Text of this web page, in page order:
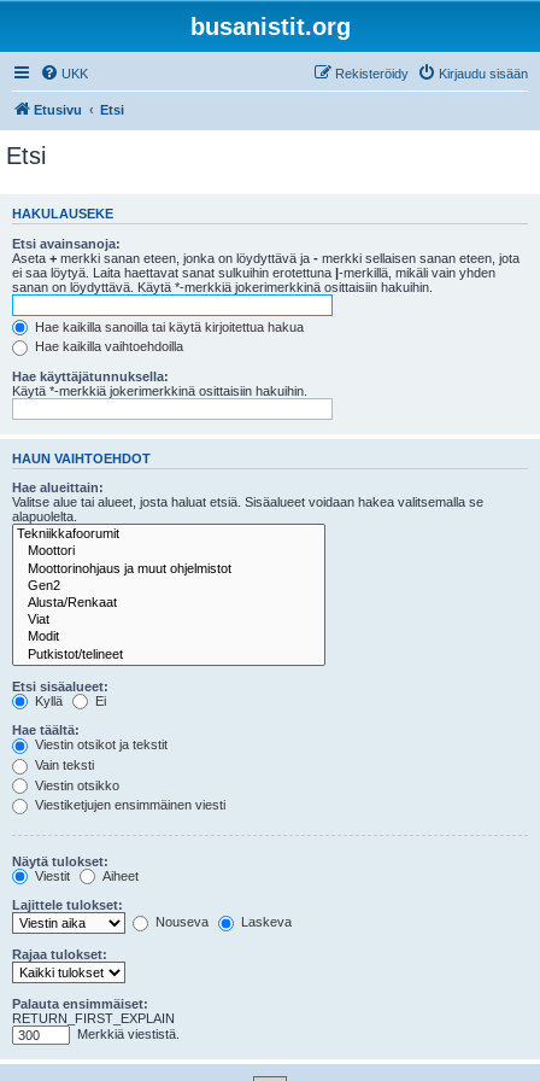
busanistit.org
UKK Kirjaudu sisään
Rekisteröidy
Etusivu Etsi
Etsi
HAKULAUSEKE
Etsi avainsanoja:
Aseta + merkki sanan eteen, jonka on löydyttävä ja - merkki sellaisen sanan eteen, jota
ei saa löytyä. Laita haettavat sanat sulkuihin erotettuna |-merkillä, mikäli vain yhden
sanan on löydyttävä. Käytä *-merkkiä jokerimerkkinä osittaisiin hakuihin.
Hae kaikilla sanoilla tai käytä kirjoitettua hakua
Hae kaikilla vaihtoehdoilla
Hae käyttäjätunnuksella:
Käytä *-merkkiä jokerimerkkinä osittaisiin hakuihin.
HAUN VAIHTOEHDOT
Hae alueittain:
Valitse alue tai alueet, josta haluat etsiä. Sisäalueet voidaan hakea valitsemalla se
alapuolelta.
Etsi sisäalueet:
Kyllä
Ei
Hae täältä:
Viestin otsikot ja tekstit
Vain teksti
Viestin otsikko
Viestiketjujen ensimmäinen viesti
Näytä tulokset:
Viestit
Aiheet
Lajittele tulokset:
Nouseva
Laskeva
Rajaa tulokset:
Palauta ensimmäiset:
RETURN_FIRST_EXPLAIN
Merkkiä viestistä.